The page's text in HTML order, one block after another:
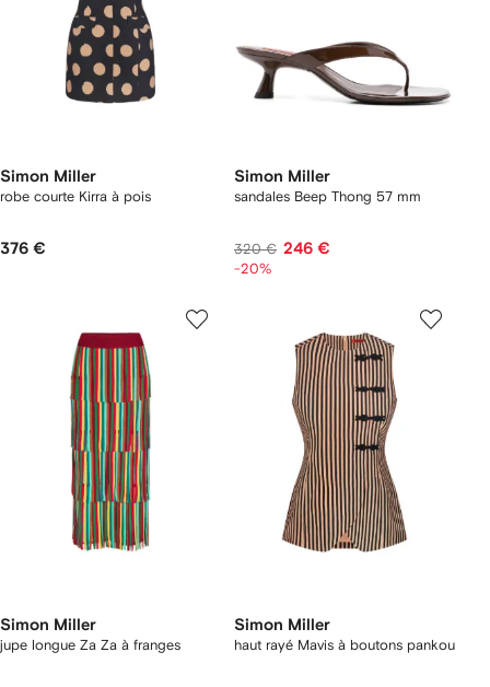
Simon Miller
robe courte Kirra à pois
376 €
Simon Miller
sandales Beep Thong 57 mm
320 € 246 €
-20%
Simon Miller
jupe longue Za Za à franges
Simon Miller
haut rayé Mavis à boutons pankou